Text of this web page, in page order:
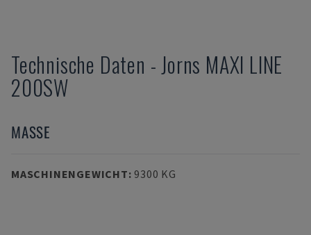
Technische Daten -Jorns MAXI LINE
200SW
MASSE
MASCHINENGEWICHT: 9300 KG